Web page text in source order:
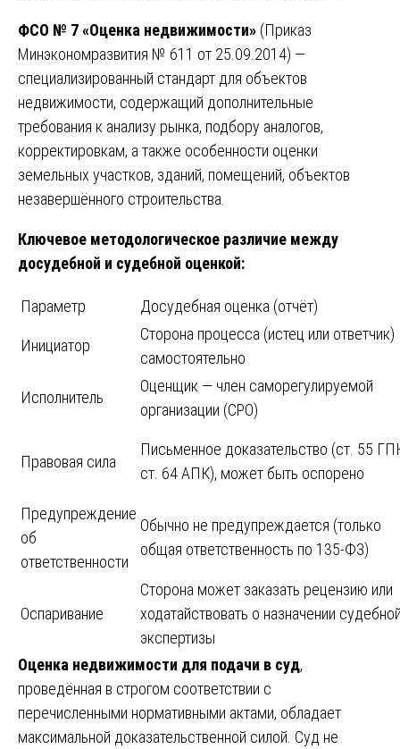
ФСО № 7 «Оценка недвижимости» (Приказ
Минэкономразвития № 611 от 25.09.2014) —
специализированный стандарт для объектов
недвижимости, содержащий дополнительные
требования к анализу рынка, подбору аналогов,
корректировкам, а также особенности оценки
земельных участков, зданий, помещений, объектов
незавершённого строительства.
Ключевое методологическое различие между
досудебной и судебной оценкой:
Параметр Досудебная оценка (отчёт)
Инициатор
Сторона процесса (истец или ответчик)
самостоятельно
Исполнитель
Оценщик — член саморегулируемой
организации (СРО)
Правовая сила
Письменное доказательство (ст. 55
ст. 64 АПК), может быть оспорено
Предупреждение
об
ответственности
Обычно не предупреждается (только
общая ответственность по 135-ФЗ)
Оспаривание
Сторона может заказать рецензию или
ходатайствовать о назначении
экспертизы
Оценка недвижимости для подачи в суд,
проведённая в строгом соответствии с
перечисленными нормативными актами, обладает
максимальной доказательственной силой. Суд не